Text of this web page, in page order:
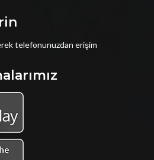
telefonunuzdan erişim